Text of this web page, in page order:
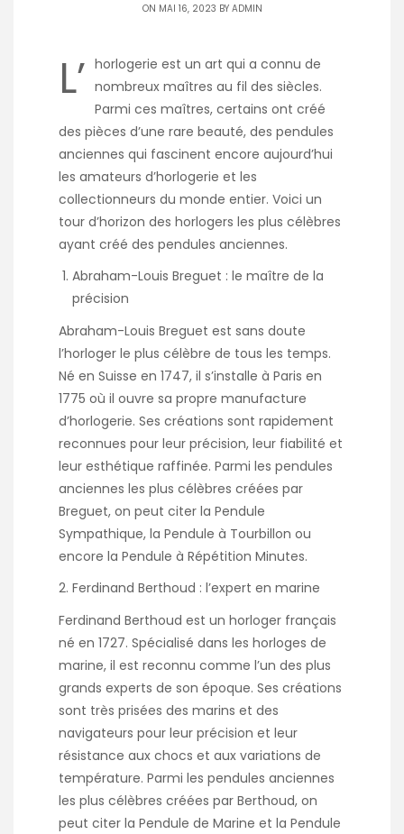
ON MAI 16, 2023 BY ADMIN
L’ horlogerie est un art qui a connu de
nombreux maîtres au fil des siècles.
Parmi ces maîtres, certains ont créé
des pièces d’une rare beauté, des pendules
anciennes qui fascinent encore aujourd’hui
les amateurs d’horlogerie et les
collectionneurs du monde entier. Voici un
tour d’horizon des horlogers les plus célèbres
ayant créé des pendules anciennes.
Abraham-Louis Breguet : le maître de la
précision
Abraham-Louis Breguet est sans doute
l’horloger le plus célèbre de tous les temps.
Né en Suisse en 1747, il s’installe à Paris en
1775 où il ouvre sa propre manufacture
d’horlogerie. Ses créations sont rapidement
reconnues pour leur précision, leur fiabilité et
leur esthétique raffinée. Parmi les pendules
anciennes les plus célèbres créées par
Breguet, on peut citer la Pendule
Sympathique, la Pendule à Tourbillon ou
encore la Pendule à Répétition Minutes.
Ferdinand Berthoud : l’expert en marine
Ferdinand Berthoud est un horloger français
né en 1727. Spécialisé dans les horloges de
marine, il est reconnu comme l’un des plus
grands experts de son époque. Ses créations
sont très prisées des marins et des
navigateurs pour leur précision et leur
résistance aux chocs et aux variations de
température. Parmi les pendules anciennes
les plus célèbres créées par Berthoud, on
peut citer la Pendule de Marine et la Pendule